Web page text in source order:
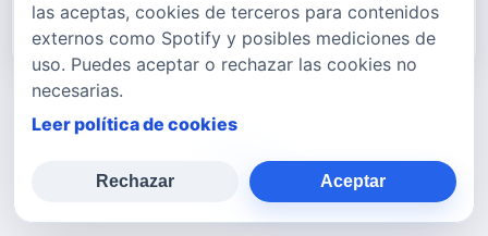
artista …
773 775 777
las aceptas, cookies de terceros para contenidos
externos como Spotify y posibles mediciones de
uso. Puedes aceptar o rechazar las cookies no
necesarias.
Leer política de cookies
Rechazar Aceptar